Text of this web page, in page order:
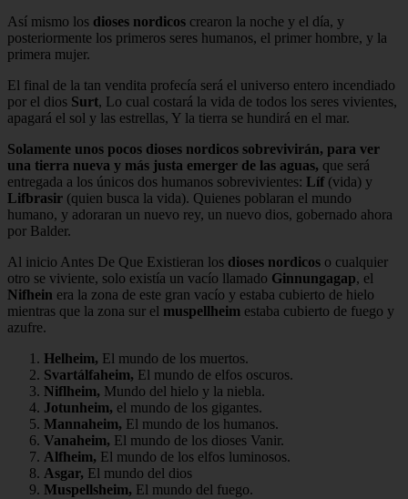
Así mismo los dioses nordicos crearon la noche y el día, y
posteriormente los primeros seres humanos, el primer hombre, y la
primera mujer.
El final de la tan vendita profecía será el universo entero incendiado
por el dios Surt, Lo cual costará la vida de todos los seres vivientes,
apagará el sol y las estrellas, Y la tierra se hundirá en el mar.
Solamente unos pocos dioses nordicos sobrevivirán, para ver
una tierra nueva y más justa emerger de las aguas, que será
entregada a los únicos dos humanos sobrevivientes: Líf (vida) y
Lifbrasir (quien busca la vida). Quienes poblaran el mundo
humano, y adoraran un nuevo rey, un nuevo dios, gobernado ahora
por Balder.
Al inicio Antes De Que Existieran los dioses nordicos o cualquier
otro se viviente, solo existía un vacío llamado Ginnungagap, el
Nifhein era la zona de este gran vacío y estaba cubierto de hielo
mientras que la zona sur el muspellheim estaba cubierto de fuego y
azufre.
Helheim, El mundo de los muertos.
Svartálfaheim, El mundo de elfos oscuros.
Niflheim, Mundo del hielo y la niebla.
Jotunheim, el mundo de los gigantes.
Mannaheim, El mundo de los humanos.
Vanaheim, El mundo de los dioses Vanir.
Alfheim, El mundo de los elfos luminosos.
Asgar, El mundo del dios
Muspellsheim, El mundo del fuego.